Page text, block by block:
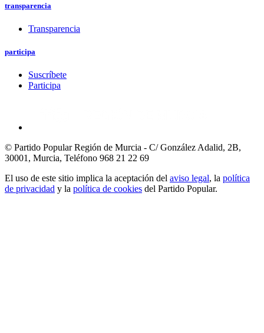
transparencia
Transparencia
participa
Suscríbete
Participa
© Partido Popular Región de Murcia - C/ González Adalid, 2B,
30001, Murcia, Teléfono 968 21 22 69
El uso de este sitio implica la aceptación del aviso legal, la política
de privacidad y la política de cookies del Partido Popular.